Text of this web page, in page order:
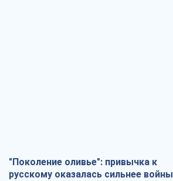
"Поколение оливье": привычка к
русскому оказалась сильнее войны